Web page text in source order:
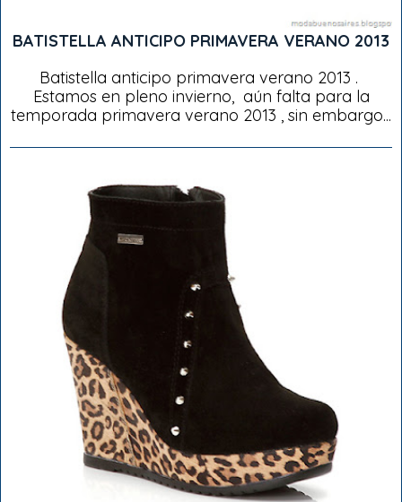
BATISTELLA ANTICIPO PRIMAVERA VERANO 2013
Batistella anticipo primavera verano 2013 .
Estamos en pleno invierno, aún falta para la
temporada primavera verano 2013 , sin embargo...